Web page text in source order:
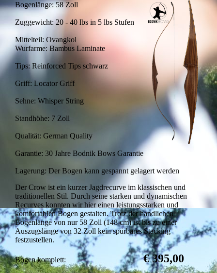
Bogenlänge: 58 Zoll
Zuggewicht: 20 - 40 lbs in 5 lbs Stufen
Mittelteil: Ovangkol
Wurfarme: Bambus Laminate
Tips: Reinforced Tips schwarz
Griff: Locator Griff
Sehne: Whisper String
Standhöhe: 7 Zoll
Qualität: German Quality
Garantie: 30 Jahre Bodnik Bows Garantie
Lagerung: Der Bogen kann gespannt gelagert werden
Der Crow ist ein kurzer Jagdrecurve im klassischen und
traditionellen Stil. Durch seine starken und dynamischen
Recurves konnten wir hier einen leistungsstarken und
komfortablen Bogen gestalten. Trotz der handlichen
Bogenlänge von nur 58 Zoll (148 cm) ist bis zu einer
Auszugslänge von 32 Zoll kein spürbares Stacking
festzustellen.
Bogen komplett:€ 395,00